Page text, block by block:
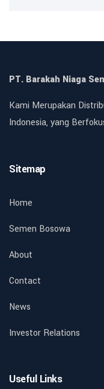
PT. Barakah Niaga
Kami Merupakan
Indonesia, yang
Sitemap
Home
Semen Bosowa
About
Contact
News
Investor Relations
Useful Links